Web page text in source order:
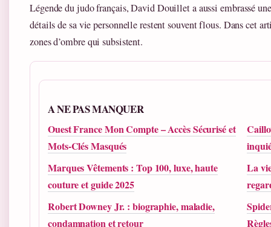
Légende du judo français, David Douillet a aussi embrassé
détails de sa vie personnelle restent souvent flous. Dans cet
zones d’ombre qui subsistent.
A NE PAS MANQUER
Ouest France Mon Compte – Accès Sécurisé et
Mots-Clés Masqués
Marques Vêtements : Top 100, luxe, haute
couture et guide 2025
La
Robert Downey Jr. : biographie, maladie,
condamnation et retour